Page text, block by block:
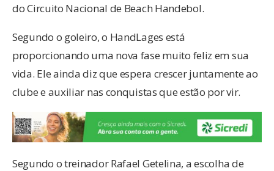
do Circuito Nacional de Beach Handebol.
Segundo o goleiro, o HandLages está
proporcionando uma nova fase muito feliz em sua
vida. Ele ainda diz que espera crescer juntamente ao
clube e auxiliar nas conquistas que estão por vir.
Segundo o treinador Rafael Getelina, a escolha de